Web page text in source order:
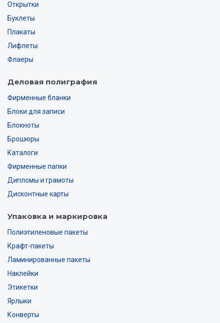
Открытки
Буклеты
Плакаты
Лифлеты
Флаеры
Деловая полиграфия
Фирменные бланки
Блоки для записи
Блокноты
Брошюры
Каталоги
Фирменные папки
Дипломы и грамоты
Дисконтные карты
Упаковка и маркировка
Полиэтиленовые пакеты
Крафт-пакеты
Ламинированные пакеты
Наклейки
Этикетки
Ярлыки
Конверты